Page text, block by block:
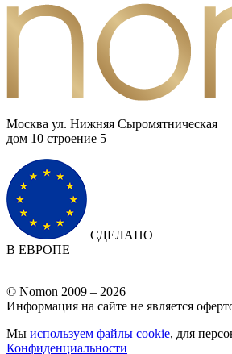
Москва ул. Нижняя Сыромятническая
дом 10 cтроение 5
СДЕЛАНО
В ЕВРОПЕ
© Nomon 2009 – 2026
Информация на сайте не является
Мы используем файлы cookie, для
Конфиденциальности